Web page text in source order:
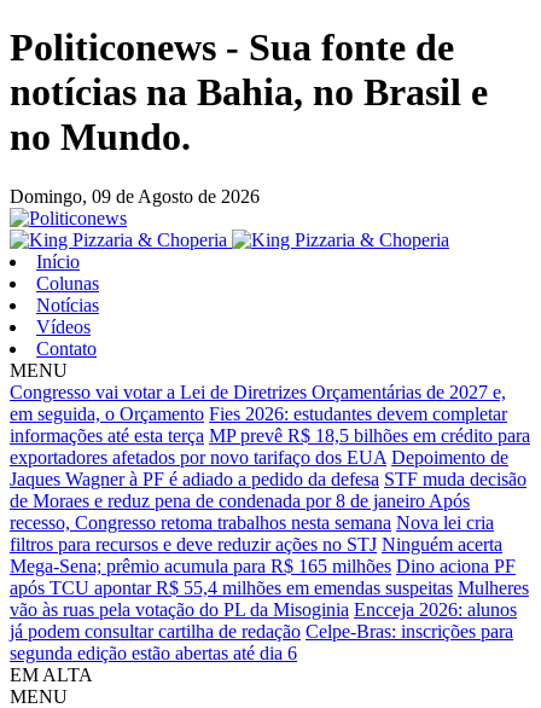
Politiconews - Sua fonte de
notícias na Bahia, no Brasil e
no Mundo.
Domingo, 09 de Agosto de 2026
Início
Colunas
Notícias
Vídeos
Contato
MENU
Congresso vai votar a Lei de Diretrizes Orçamentárias de 2027 e,
em seguida, o Orçamento Fies 2026: estudantes devem completar
informações até esta terça MP prevê R$ 18,5 bilhões em crédito para
exportadores afetados por novo tarifaço dos EUA Depoimento de
Jaques Wagner à PF é adiado a pedido da defesa STF muda decisão
de Moraes e reduz pena de condenada por 8 de janeiro Após
recesso, Congresso retoma trabalhos nesta semana Nova lei cria
filtros para recursos e deve reduzir ações no STJ Ninguém acerta
Mega-Sena; prêmio acumula para R$ 165 milhões Dino aciona PF
após TCU apontar R$ 55,4 milhões em emendas suspeitas Mulheres
vão às ruas pela votação do PL da Misoginia Encceja 2026: alunos
já podem consultar cartilha de redação Celpe-Bras: inscrições para
segunda edição estão abertas até dia 6
EM ALTA
MENU